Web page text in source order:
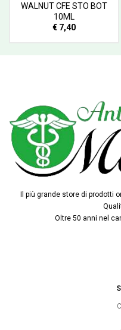
WALNUT CFE STO BOT
10ML
€ 7,40
Il più grande store di prodotti
Oltre 50 anni nel